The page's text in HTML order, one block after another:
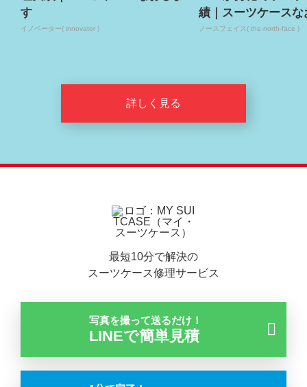
す
イノベーター( innovator )
績｜スーツケースな
ノースフェイス( the-north-face )
詳しく見る
最短10分で解決の
スーツケース修理サービス
写真を撮って送るだけ！
LINEで簡単見積